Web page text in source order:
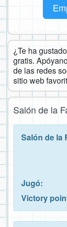
¿Te ha
gratis.
de las redes
sitio web
Salón de la
Salón de la
Jugó:
Victory